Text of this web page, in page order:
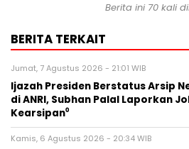
Berita ini 70 kali
BERITA TERKAIT
Jumat, 7 Agustus 2026 - 21:01 WIB
Ijazah Presiden Berstatus Arsip
di ANRI, Subhan Palal Laporkan
Kearsipan⁰
Kamis, 6 Agustus 2026 - 20:34 WIB